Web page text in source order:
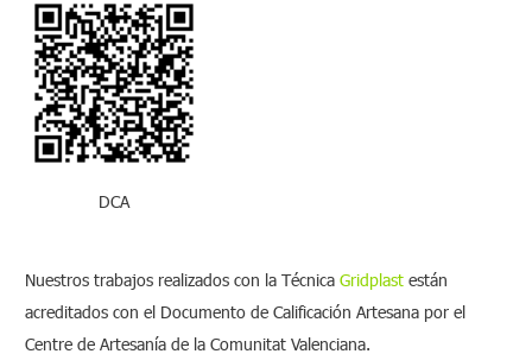
DCA
Nuestros trabajos realizados con la TécnicaGridplast están
acreditados con el Documento de Calificación Artesana por el
Centre de Artesanía de la Comunitat Valenciana.